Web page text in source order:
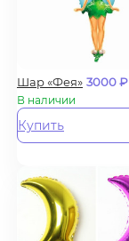
Шар «Фея» 3000₽
В наличии
Купить